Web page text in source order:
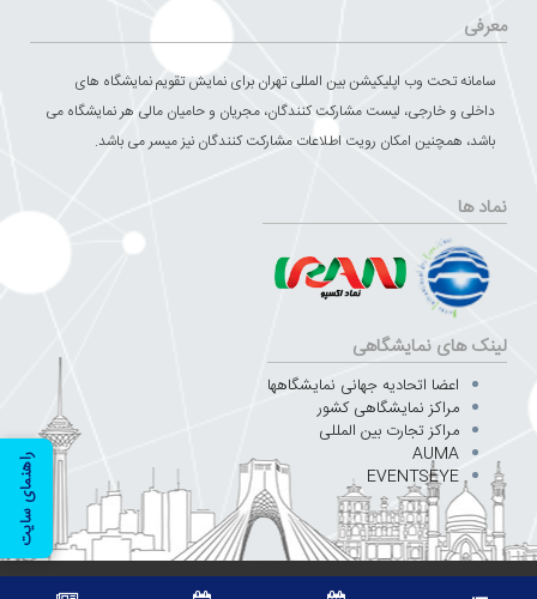
راهنمای سایت
معرفی
سامانه تحت وب اپلیکیشن بین المللی تهران برای نمایش تقویم نمایشگاه های
داخلی و خارجی، لیست مشارکت کنندگان، مجریان و حامیان مالی هر نمایشگاه می
باشد، همچنین امکان رویت اطلاعات مشارکت کنندگان نیز میسر می باشد.
نماد ها
لینک های نمایشگاهی
اعضا اتحادیه جهانی نمایشگاهها
مراکز نمایشگاهی کشور
مراکز تجارت بین المللی
AUMA
EVENTSEYE